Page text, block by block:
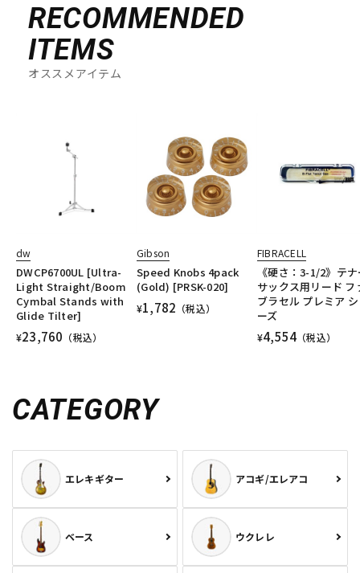
RECOMMENDED
ITEMS
オススメアイテム
dw
DWCP6700UL [Ultra-
Light Straight/Boom
Cymbal Stands with
Glide Tilter]
¥23,760 （税込）
Gibson
Speed Knobs 4pack
(Gold) [PRSK-020]
¥1,782 （税込）
FIBRACELL
《硬さ：3-1/2》テ
サックス用リード フ
ブラセル プレミア
ーズ
¥4,554（税込）
CATEGORY
エレキギター アコギ/エレアコ
ベース ウクレレ